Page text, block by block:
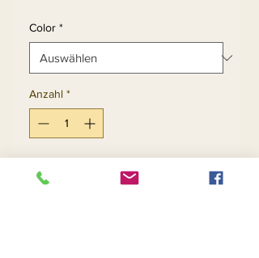
Color *
Anzahl *
In den Warenkorb